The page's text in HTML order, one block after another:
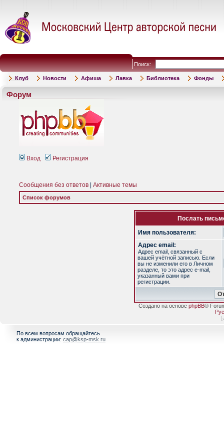
Поиск:
Клуб Новости Афиша Лавка Библиотека Фонды
Форум
Вход Регистрация
Сообщения без ответов Активные темы
Список форумов
Послать
Имя пользователя:
Адрес email:
Адрес email, связанный с
вашей учётной записью. Если
вы не изменили его в Личном
разделе, то это адрес e-mail,
указанный вами при
регистрации.
Создано на основе phpBB®
[
По всем вопросам обращайтесь
к администрации: cap@ksp-msk.ru